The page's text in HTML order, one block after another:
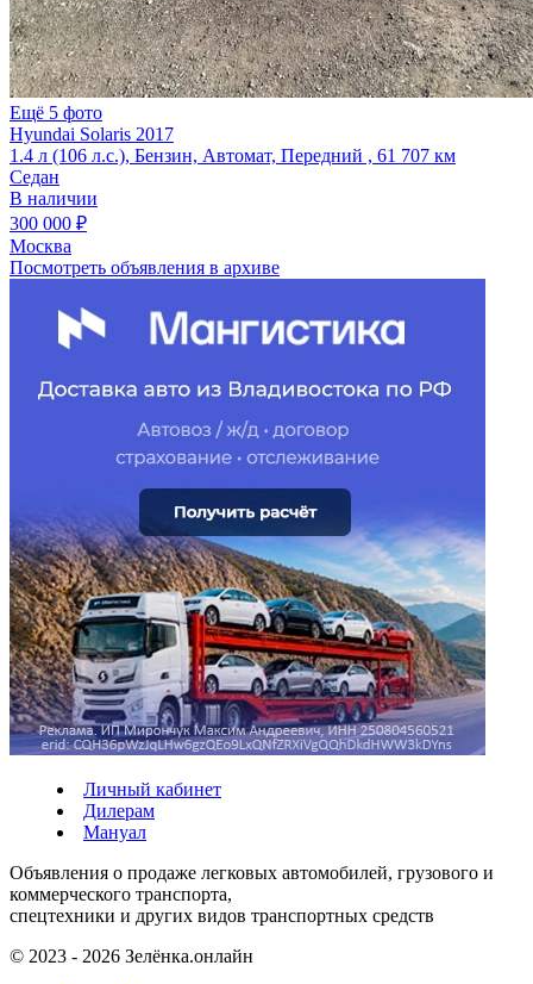
Ещё 5 фото
Hyundai Solaris 2017
1.4 л (106 л.с.), Бензин, Автомат, Передний , 61 707 км
Седан
В наличии
300 000 ₽
Москва
Посмотреть объявления в архиве
Личный кабинет
Дилерам
Мануал
Объявления о продаже легковых автомобилей, грузового и
коммерческого транспорта,
спецтехники и других видов транспортных средств
© 2023 - 2026 Зелёнка.онлайн